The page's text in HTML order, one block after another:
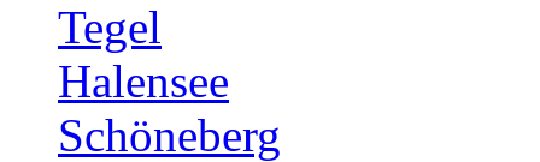
Tegel
Halensee
Schöneberg